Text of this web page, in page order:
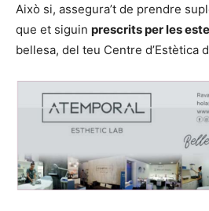
Això si, assegura’t de prendre
que et siguin prescrits per les
bellesa, del teu Centre d’Estètica